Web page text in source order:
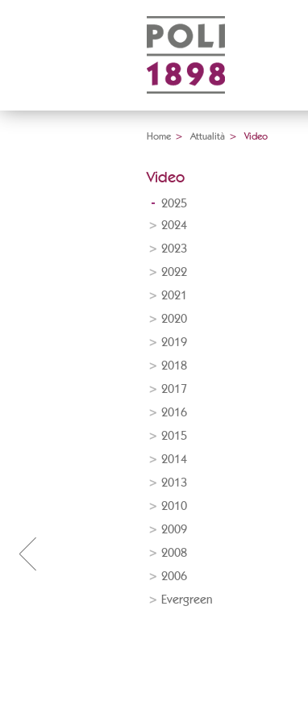
Home > Attualità > Video
Video
2025
2024
2023
2022
2021
2020
2019
2018
2017
2016
2015
2014
2013
2010
2009
2008
2006
Evergreen